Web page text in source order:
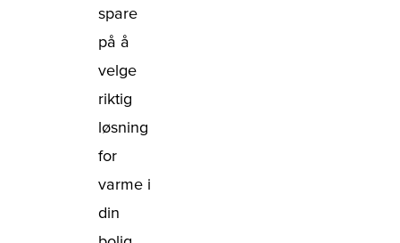
spare
på å
velge
riktig
løsning
for
varme i
din